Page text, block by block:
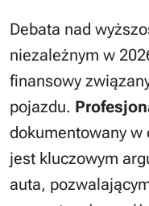
Debata nad
niezależnym w
finansowy
pojazdu.
dokumentowany
jest kluczowym
auta,